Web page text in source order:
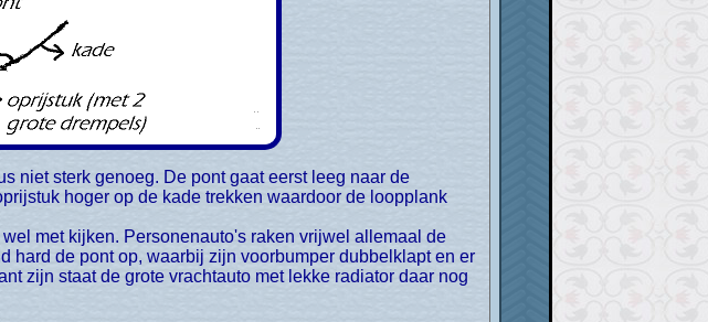
hoger op de kade trekken waardoor de loopplank
met kijken. Personenauto's raken vrijwel allemaal de
hard de pont op, waarbij zijn voorbumper dubbelklapt en er
zijn staat de grote vrachtauto met lekke radiator daar nog